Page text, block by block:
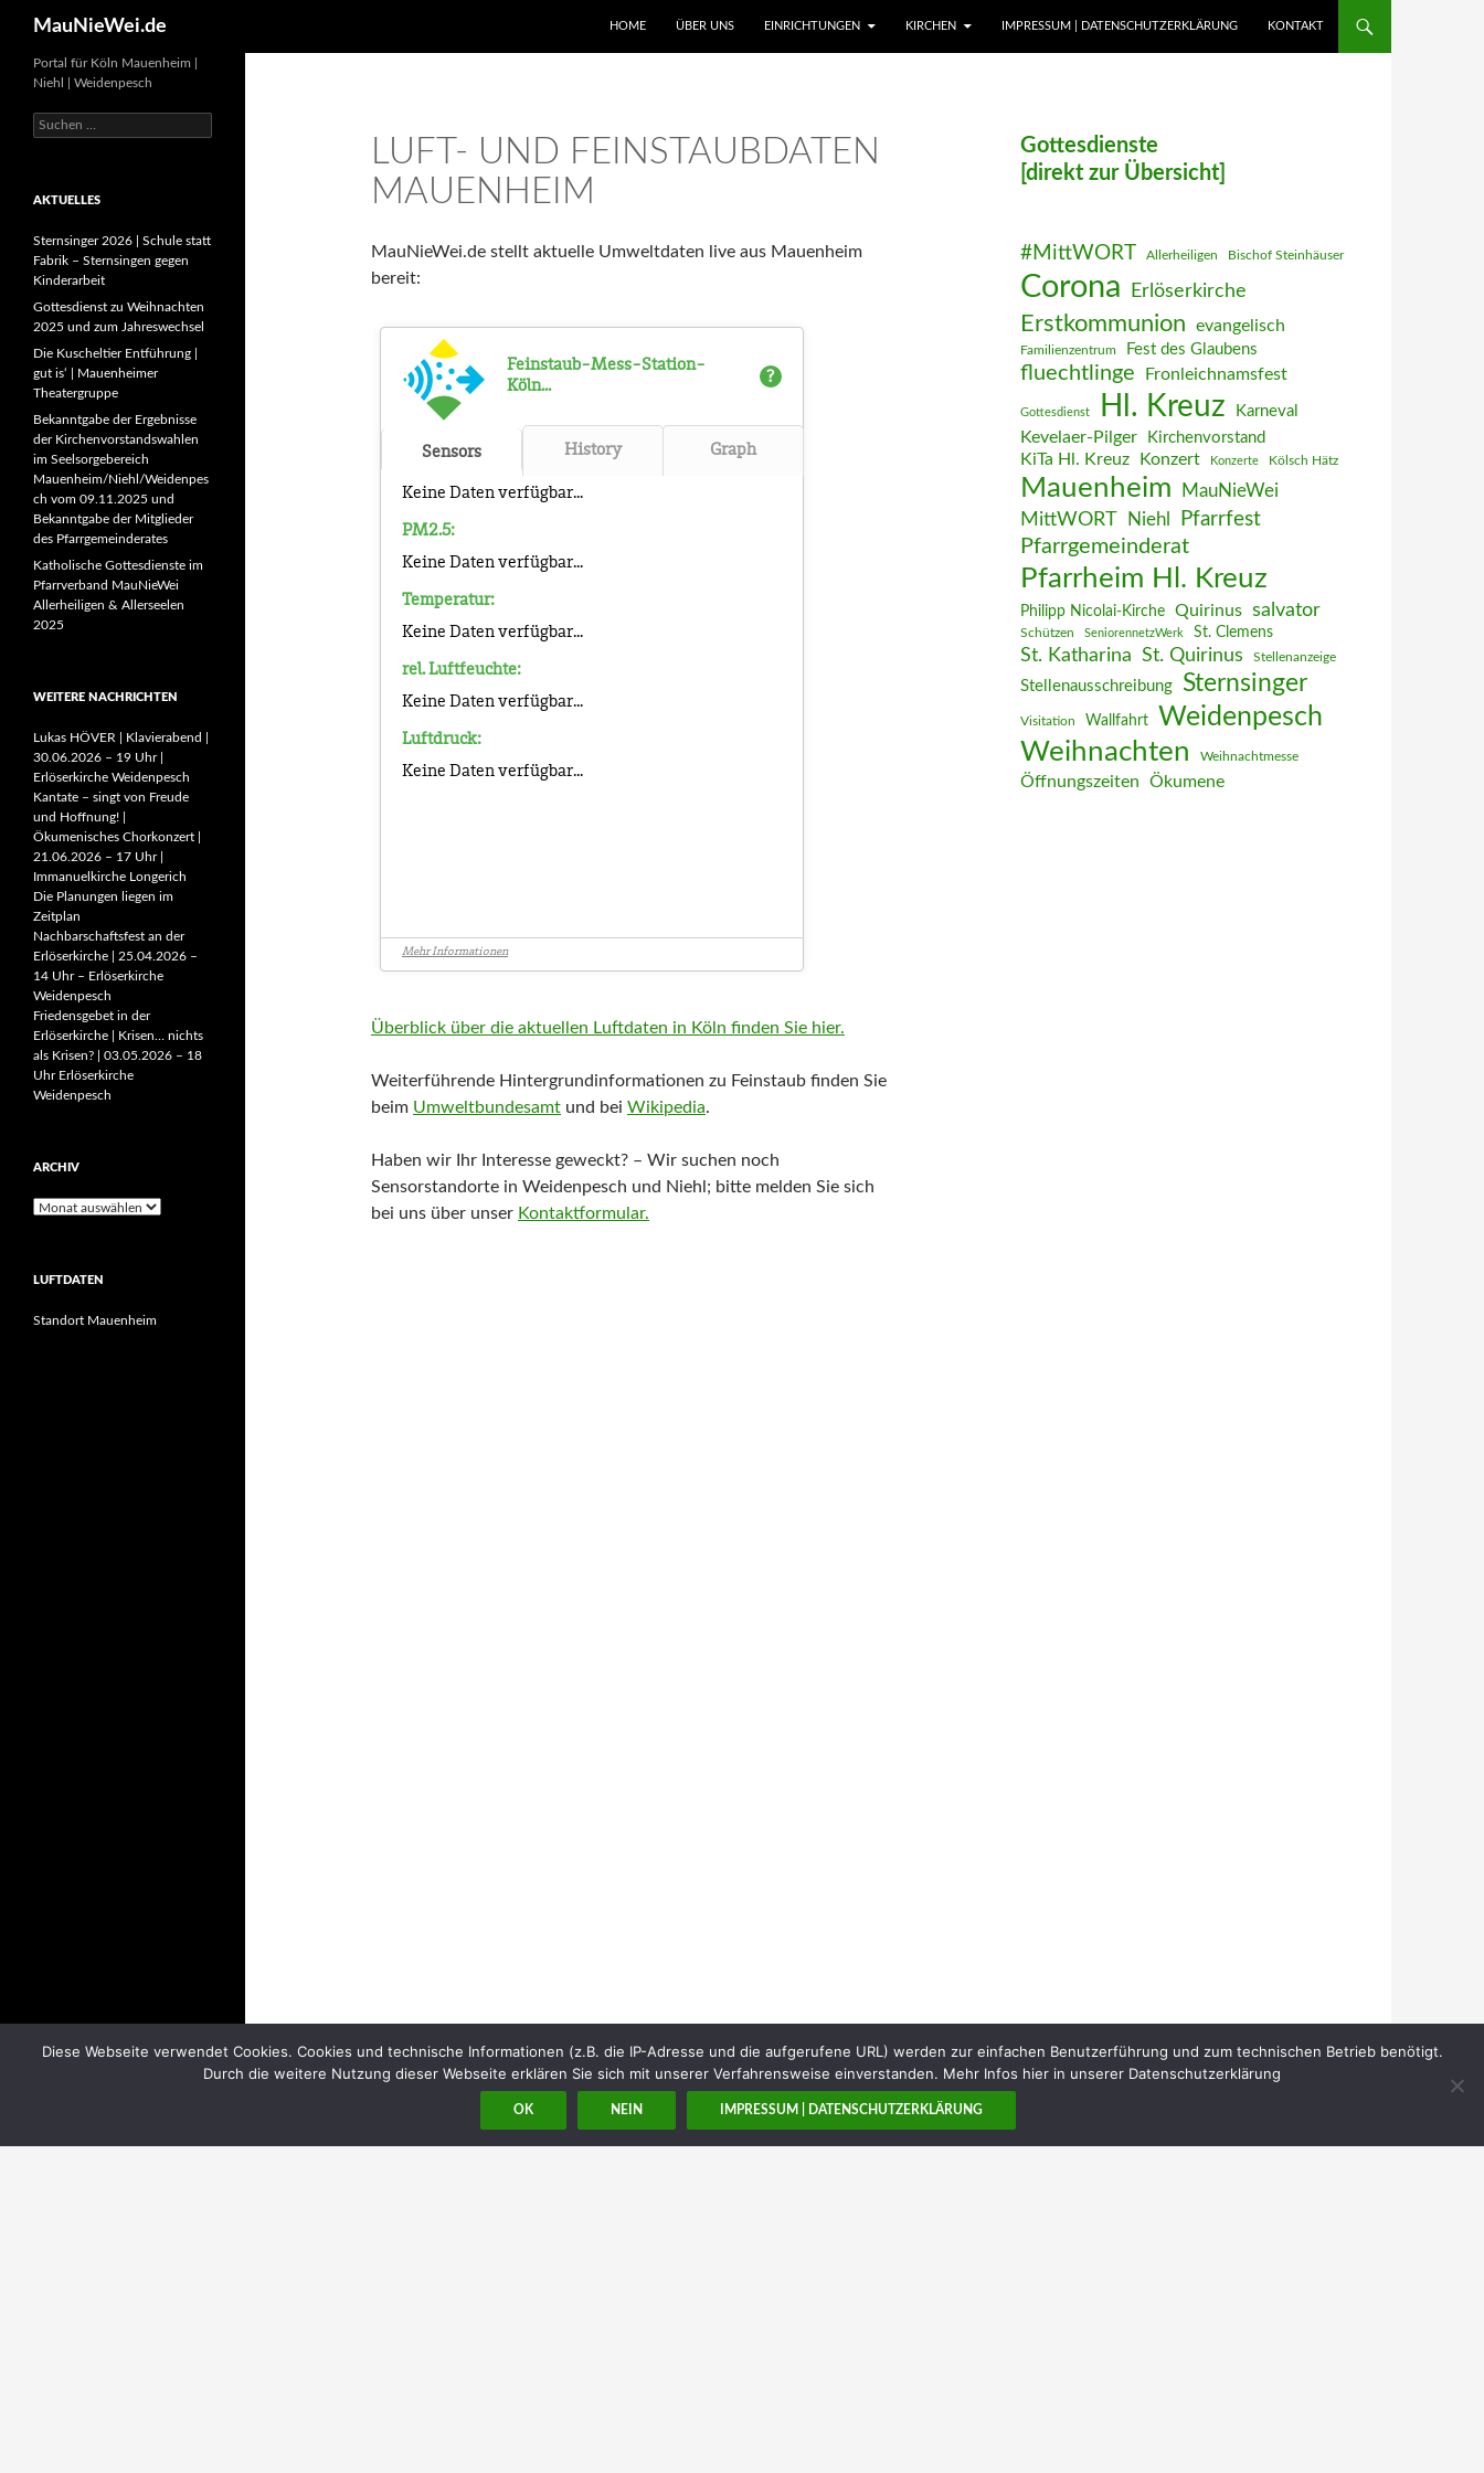
MauNieWei.de
HOME
ÜBER UNS EINRICHTUNGEN KIRCHEN IMPRESSUM | DATENSCHUTZERKLÄRUNG KONTAKT
LUFT- UND FEINSTAUBDATEN
MAUENHEIM
MauNieWei.de stellt aktuelle Umweltdaten live aus Mauenheim
bereit:
Überblick über die aktuellen Luftdaten in Köln finden Sie hier.
Weiterführende Hintergrundinformationen zu Feinstaub finden Sie
beim Umweltbundesamt und bei Wikipedia.
Haben wir Ihr Interesse geweckt? – Wir suchen noch
Sensorstandorte in Weidenpesch und Niehl; bitte melden Sie sich
bei uns über unser Kontaktformular.
Gottesdienste
[direkt zur Übersicht]
#MittWORT Allerheiligen Bischof Steinhäuser
Corona Erlöserkirche
Erstkommunion evangelisch
Familienzentrum Fest des Glaubens
fluechtlinge Fronleichnamsfest
Gottesdienst Hl. Kreuz Karneval
Kevelaer-Pilger Kirchenvorstand
KiTa Hl. Kreuz Konzert Konzerte Kölsch Hätz
Mauenheim MauNieWei
MittWORT Niehl Pfarrfest
Pfarrgemeinderat
Pfarrheim Hl. Kreuz
Philipp Nicolai-Kirche Quirinus salvator
Schützen SeniorennetzWerk St. Clemens
St. Katharina St. Quirinus Stellenanzeige
Stellenausschreibung Sternsinger
Visitation Wallfahrt Weidenpesch
Weihnachten Weihnachtmesse
Öffnungszeiten Ökumene
Portal für Köln Mauenheim |
Niehl | Weidenpesch
Suchen
nach:
AKTUELLES
Sternsinger 2026 | Schule statt
Fabrik – Sternsingen gegen
Kinderarbeit
Gottesdienst zu Weihnachten
2025 und zum Jahreswechsel
Die Kuscheltier Entführung |
gut is‘ | Mauenheimer
Theatergruppe
Bekanntgabe der Ergebnisse
der Kirchenvorstandswahlen
im Seelsorgebereich
Mauenheim/Niehl/Weidenpes
ch vom 09.11.2025 und
Bekanntgabe der Mitglieder
des Pfarrgemeinderates
Katholische Gottesdienste im
Pfarrverband MauNieWei
Allerheiligen & Allerseelen
2025
WEITERE NACHRICHTEN
Lukas HÖVER | Klavierabend |
30.06.2026 – 19 Uhr |
Erlöserkirche Weidenpesch
Kantate – singt von Freude
und Hoffnung! |
Ökumenisches Chorkonzert |
21.06.2026 – 17 Uhr |
Immanuelkirche Longerich
Die Planungen liegen im
Zeitplan
Nachbarschaftsfest an der
Erlöserkirche | 25.04.2026 –
14 Uhr – Erlöserkirche
Weidenpesch
Friedensgebet in der
Erlöserkirche | Krisen… nichts
als Krisen? | 03.05.2026 – 18
Uhr Erlöserkirche
Weidenpesch
ARCHIV
Archiv
LUFTDATEN
Standort Mauenheim
Diese Webseite verwendet Cookies. Cookies und technische Informationen (z.B. die IP-Adresse und die aufgerufene URL) werden zur einfachen Benutzerführung und zum technischen Betrieb benötigt.
Durch die weitere Nutzung dieser Webseite erklären Sie sich mit unserer Verfahrensweise einverstanden. Mehr Infos hier in unserer Datenschutzerklärung
OK NEIN IMPRESSUM | DATENSCHUTZERKLÄRUNG